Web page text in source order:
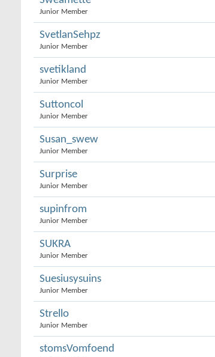
Junior Member
SvetlanSehpz
Junior Member
svetikland
Junior Member
Suttoncol
Junior Member
Susan_swew
Junior Member
Surprise
Junior Member
supinfrom
Junior Member
SUKRA
Junior Member
Suesiusysuins
Junior Member
Strello
Junior Member
stomsVomfoend